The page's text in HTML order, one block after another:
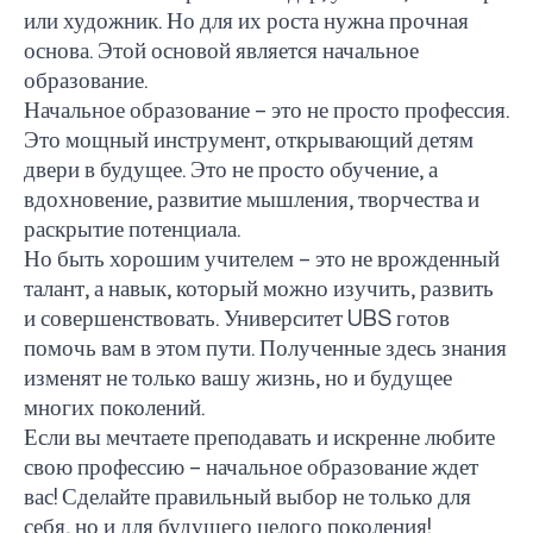
или художник. Но для их роста нужна прочная
основа. Этой основой является начальное
образование.
Начальное образование – это не просто профессия.
Это мощный инструмент, открывающий детям
двери в будущее. Это не просто обучение, а
вдохновение, развитие мышления, творчества и
раскрытие потенциала.
Но быть хорошим учителем – это не врожденный
талант, а навык, который можно изучить, развить
и совершенствовать. Университет UBS готов
помочь вам в этом пути. Полученные здесь знания
изменят не только вашу жизнь, но и будущее
многих поколений.
Если вы мечтаете преподавать и искренне любите
свою профессию – начальное образование ждет
вас! Сделайте правильный выбор не только для
себя, но и для будущего целого поколения!
UBS professori "Yangi O‘zbekiston yosh olimlari"
Вышел новый номер нашей любимой газеты «UBS
Преподаватели UBS повысили квалификацию в
UBS и выпускники университета удостоены наград
Inson kapitaliga yo‘naltirilgan investitsiya — Yangi